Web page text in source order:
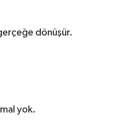
dönüşür.
yok.